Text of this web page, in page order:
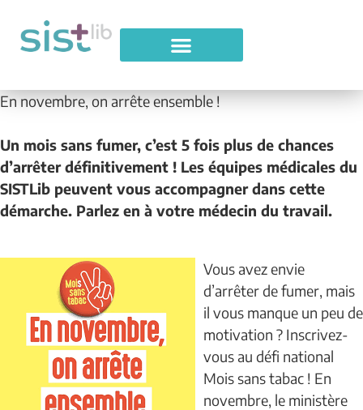
En novembre, on arrête ensemble !
Un mois sans fumer, c’est 5 fois plus de chances
d’arrêter définitivement ! Les équipes médicales du
SISTLib peuvent vous accompagner dans cette
démarche. Parlez en à votre médecin du travail.
Vous avez envie
d’arrêter de fumer, mais
il vous manque un peu de
motivation ? Inscrivez-
vous au défi national
Mois sans tabac ! En
novembre, le ministère